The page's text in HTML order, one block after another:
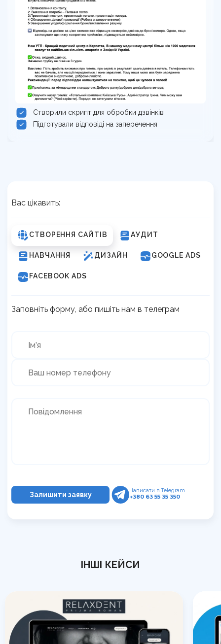
Створили скрипт для обробки дзвінків
Підготували відповіді на заперечення
Вас цікавить:
СТВОРЕННЯ САЙТІВ АУДИТ
НАВЧАННЯ ДИЗАЙН GOOGLE ADS
FACEBOOK ADS
Заповніть форму, або пишіть нам в телеграм
Написати в Telegram
+380 63 55 35 350
ІНШІ КЕЙСИ